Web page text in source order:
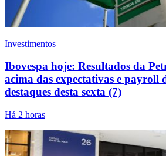
Investimentos
Ibovespa hoje: Resultados da
acima das expectativas e payroll
destaques desta sexta (7)
Há 2 horas